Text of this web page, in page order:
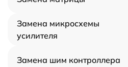
Замена микросхемы
усилителя
Замена шим контроллера